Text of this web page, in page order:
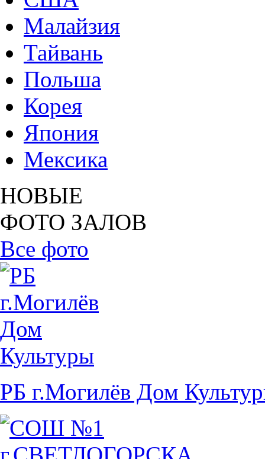
Малайзия
Тайвань
Польша
Корея
Япония
Мексика
НОВЫЕ
ФОТО ЗАЛОВ
Все фото
РБ г.Могилёв Дом